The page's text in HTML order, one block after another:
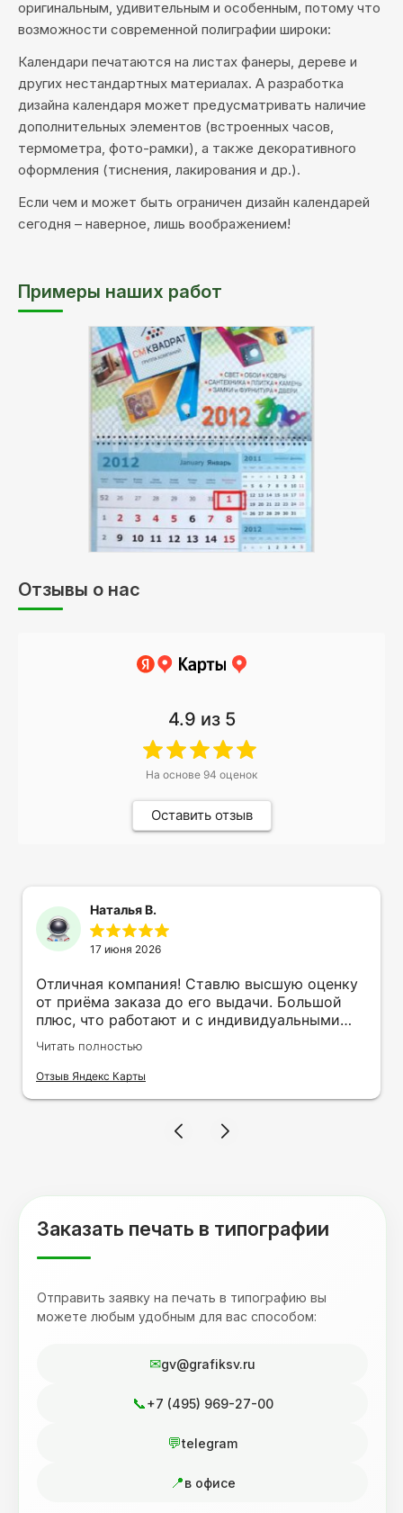
оригинальным, удивительным и особенным, потому что
возможности современной полиграфии широки:
Календари печатаются на листах фанеры, дереве и
других нестандартных материалах. А разработка
дизайна календаря может предусматривать наличие
дополнительных элементов (встроенных часов,
термометра, фото-рамки), а также декоративного
оформления (тиснения, лакирования и др.).
Если чем и может быть ограничен дизайн календарей
сегодня – наверное, лишь воображением!
Примеры наших работ
Отзывы о нас
4.9 из 5
На основе 94 оценок
Оставить отзыв
Наталья В.
17 июня 2026
Отличная компания! Ставлю высшую оценку
от приёма заказа до его выдачи. Большой
плюс, что работают и с индивидуальными
заказами. Нелбходимо было нанести принт
на кружку в подарок. Заказ был исполнен
оперативно и ооочень красиво, даже не
терпеливость, отвечала на все мои вопросы.
Читать полностью
Отзыв Яндекс Карты
Заказать печать в типографии
Отправить заявку на печать в типографию вы
можете любым удобным для вас способом:
gv@grafiksv.ru
+7 (495) 969-27-00
telegram
в офисе